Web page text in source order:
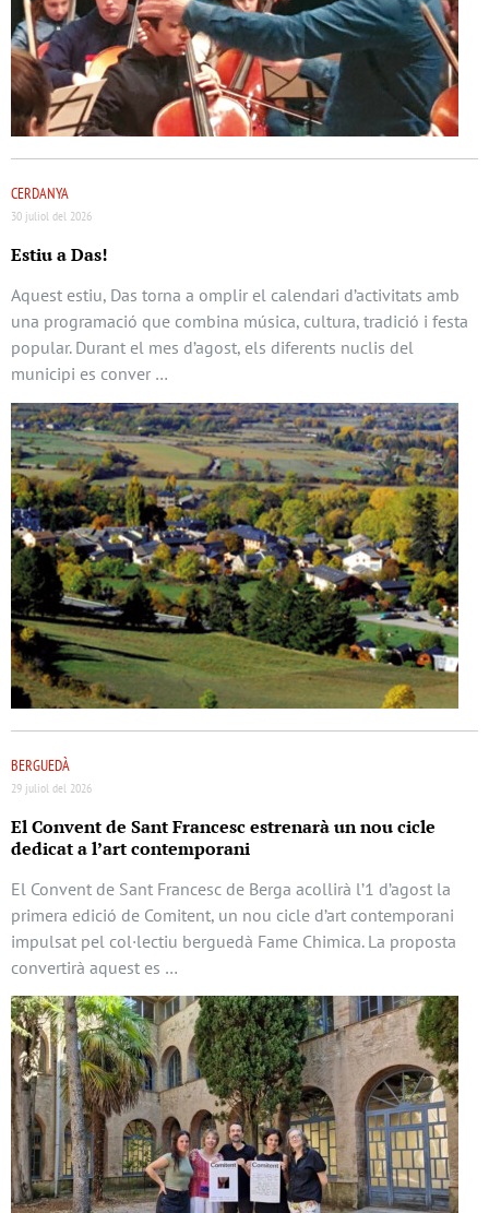
CERDANYA
30 juliol del 2026
Estiu a Das!
Aquest estiu, Das torna a omplir el calendari d’activitats amb
una programació que combina música, cultura, tradició i festa
popular. Durant el mes d’agost, els diferents nuclis del
municipi es conver …
BERGUEDÀ
29 juliol del 2026
El Convent de Sant Francesc estrenarà un nou cicle
dedicat a l’art contemporani
El Convent de Sant Francesc de Berga acollirà l’1 d’agost la
primera edició de Comitent, un nou cicle d’art contemporani
impulsat pel col·lectiu berguedà Fame Chimica. La proposta
convertirà aquest es …